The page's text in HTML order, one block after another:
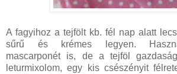
A fagyihoz a tejfölt kb. fél nap alatt
sűrű és krémes legyen.
mascarponét is, de a tejföl
leturmixolom, egy kis csészényit